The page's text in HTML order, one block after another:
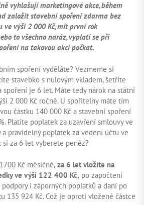
vyhlašují marketingové akce, během
založit stavební spoření zdarma bez
ve výši 2 000 Kč, mít první rok
to všechno naráz, vyplatí se při
na takovou akci počkat.
spoření vyděláte? Vezmeme si
stavebko s nulovým vkladem, šetříte
spoření je 6 let. Máte tedy nárok na státní
2 000 Kč ročně. U spořitelny máte tím
částku 140 000 Kč a stavební spoření
Platíte poplatek za uzavření smlouvy ve
pravidelný poplatek za vedení účtu ve
si za 6 let vyberete peněz?
Kč měsíčně, za 6 let vložíte na
ve výši 122 400 Kč, po započtení
i záporných poplatků a daní po
135 924 Kč. Což je oproti vložené částce